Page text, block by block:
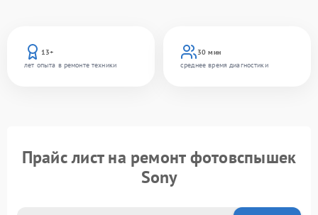
13+
лет опыта в ремонте техники
30 мин
среднее время диагностики
Прайс лист на ремонт фотовспышек
Sony